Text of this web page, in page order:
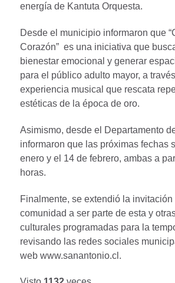
energía de Kantuta Orquesta.
Desde el municipio informaron que
Corazón” es una iniciativa que
bienestar emocional y generar
para el público adulto mayor, a
experiencia musical que rescata
estéticas de la época de oro.
Asimismo, desde el Departamento
informaron que las próximas fechas
enero y el 14 de febrero, ambas a
horas.
Finalmente, se extendió la invitación
comunidad a ser parte de esta y
culturales programadas para la
revisando las redes sociales
web www.sanantonio.cl.